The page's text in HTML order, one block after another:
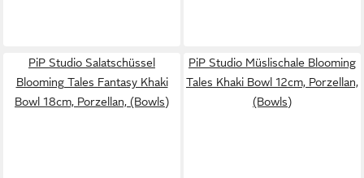
PiP Studio Salatschüssel
Blooming Tales Fantasy Khaki
Bowl 18cm, Porzellan, (Bowls)
PiP Studio Müslischale Blooming
Tales Khaki Bowl 12cm, Porzellan,
(Bowls)